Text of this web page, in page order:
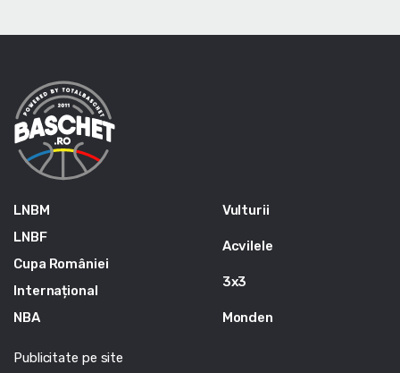
LNBM
LNBF
Cupa României
Internațional
NBA
Vulturii
Acvilele
3x3
Monden
Publicitate pe site